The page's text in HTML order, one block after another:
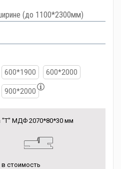
(до 1100*2300мм)
600*1900 600*2000
900*2000
"Т" МДФ 2070*80*30 мм
в стоимость